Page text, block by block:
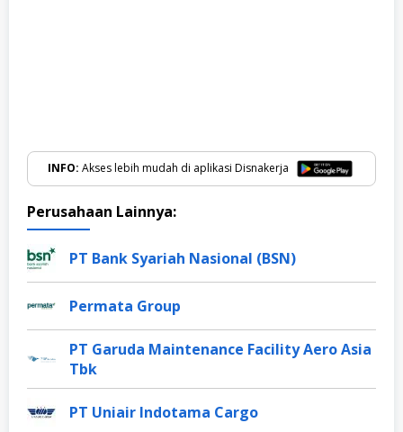
INFO: Akses lebih mudah di aplikasi Disnakerja
Perusahaan Lainnya:
PT Bank Syariah Nasional (BSN)
Permata Group
PT Garuda Maintenance Facility Aero Asia
Tbk
PT Uniair Indotama Cargo